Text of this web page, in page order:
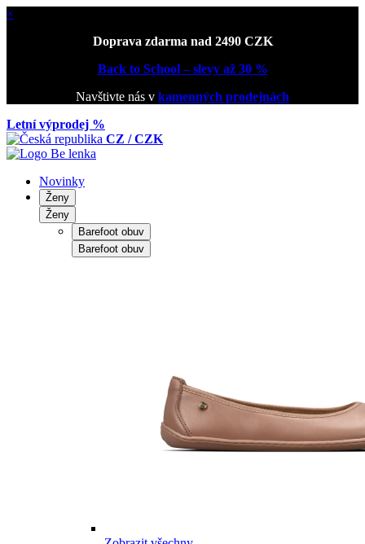
×
Doprava zdarma nad 2490 CZK
Back to School – slevy až 30 %
Navštivte nás v kamenných prodejnách
Letní výprodej %
CZ / CZK
Novinky
Ženy
Ženy
Barefoot obuv
Barefoot obuv